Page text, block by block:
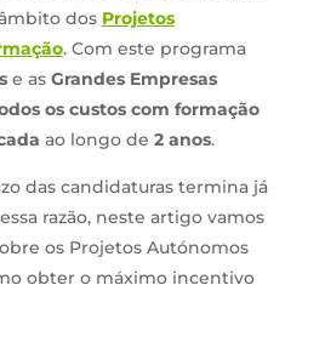
dos Projetos
. Com este programa
e as Grandes Empresas
os custos com formação
ao longo de 2 anos.
das candidaturas termina já
razão, neste artigo vamos
os Projetos Autónomos
obter o máximo incentivo